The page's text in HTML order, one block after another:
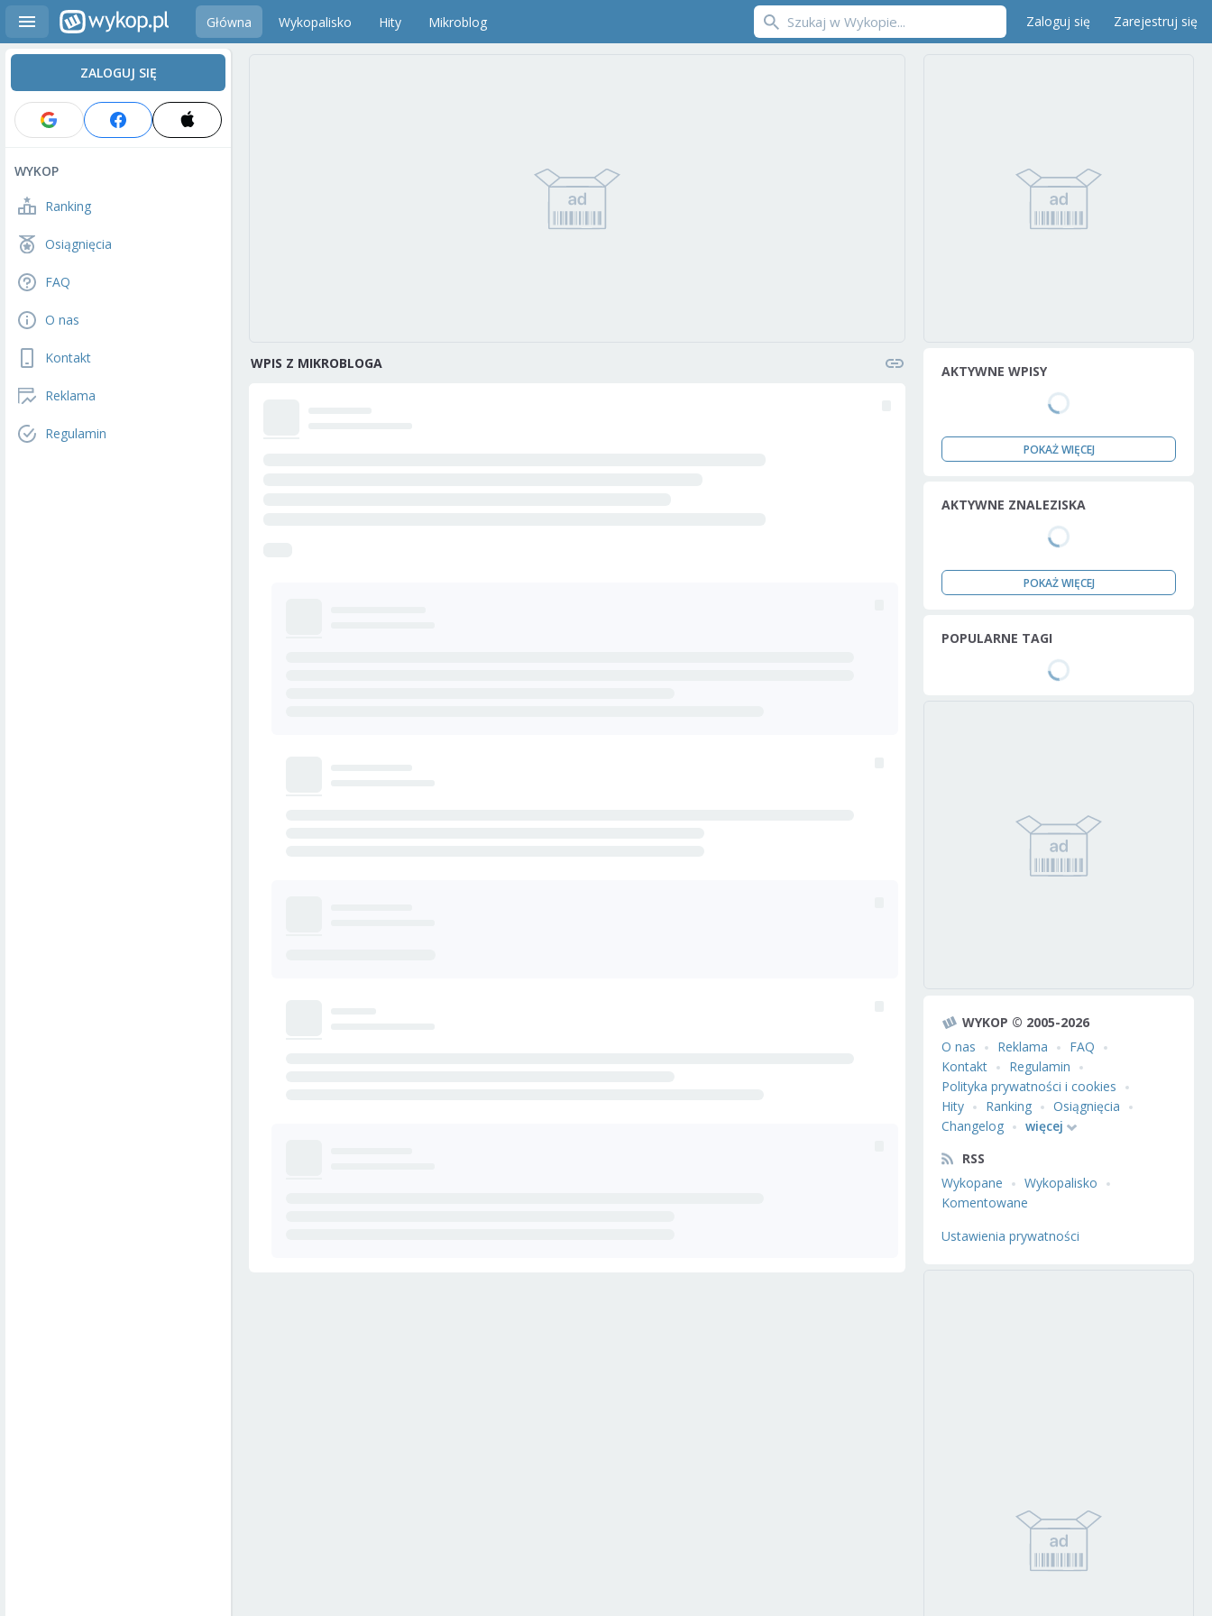
Główna Wykopalisko Hity Mikroblog Zaloguj się Zarejestruj się
ZALOGUJ SIĘ
WYKOP
Ranking
Osiągnięcia
FAQ
O nas
Kontakt
Reklama
Regulamin
WPIS Z MIKROBLOGA AKTYWNE WPISY
POKAŻ WIĘCEJ
AKTYWNE ZNALEZISKA
POKAŻ WIĘCEJ
POPULARNE TAGI
WYKOP © 2005-2026
O nas
Reklama
FAQ
Kontakt
Regulamin
Polityka prywatności i cookies
Hity
Ranking
Osiągnięcia
Changelog
więcej
RSS
Wykopane
Wykopalisko
Komentowane
Ustawienia prywatności